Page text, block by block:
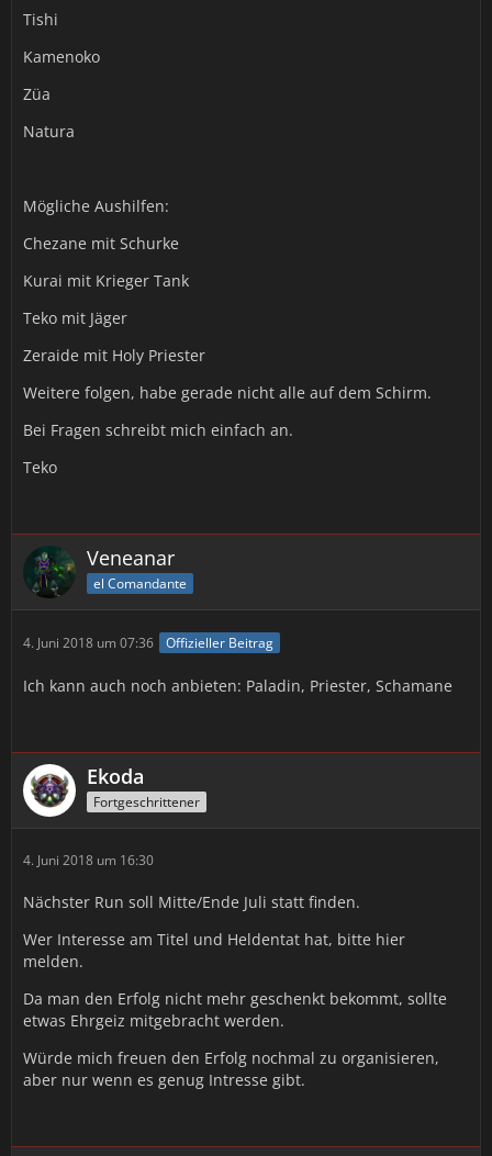
Tishi
Kamenoko
Züa
Natura
Mögliche Aushilfen:
Chezane mit Schurke
Kurai mit Krieger Tank
Teko mit Jäger
Zeraide mit Holy Priester
Weitere folgen, habe gerade nicht alle auf dem Schirm.
Bei Fragen schreibt mich einfach an.
Teko
Veneanar
el Comandante
4. Juni 2018 um 07:36 Offizieller Beitrag
Ich kann auch noch anbieten: Paladin, Priester, Schamane
Ekoda
Fortgeschrittener
4. Juni 2018 um 16:30
Nächster Run soll Mitte/Ende Juli statt finden.
Wer Interesse am Titel und Heldentat hat, bitte hier
melden.
Da man den Erfolg nicht mehr geschenkt bekommt, sollte
etwas Ehrgeiz mitgebracht werden.
Würde mich freuen den Erfolg nochmal zu organisieren,
aber nur wenn es genug Intresse gibt.